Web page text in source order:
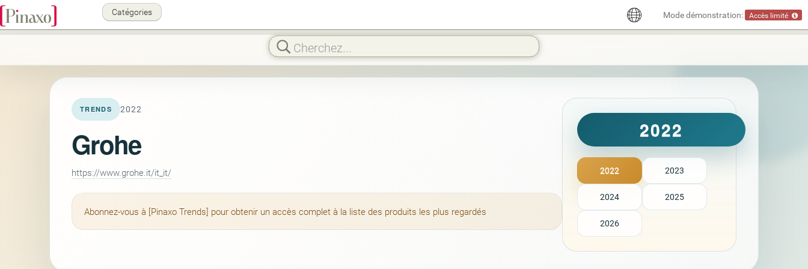
Mode démonstration: Accès limité
Catégories
TRENDS 2022
Grohe
https://www.grohe.it/it_it/
Abonnez-vous à [Pinaxo Trends] pour obtenir un accès complet à la liste des produits les plus regardés
2022
2022 2023
2024 2025
2026